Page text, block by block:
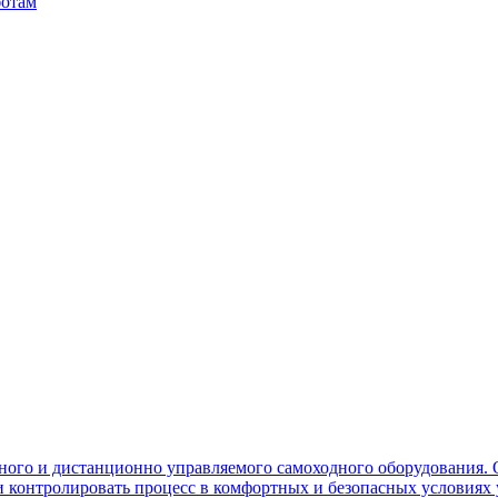
и дистанционно управляемого самоходного
процесс в комфортных и безопасных условиях